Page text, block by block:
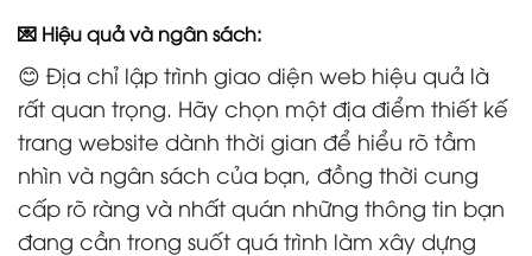
💌 Hiệu quả và ngân sách:
😊 Địa chỉ lập trình giao diện web hiệu quả là
rất quan trọng. Hãy chọn một địa điểm thiết kế
trang website dành thời gian để hiểu rõ tầm
nhìn và ngân sách của bạn, đồng thời cung
cấp rõ ràng và nhất quán những thông tin bạn
đang cần trong suốt quá trình làm xây dựng